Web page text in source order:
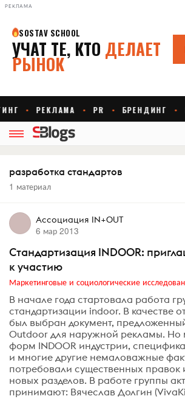
РЕКЛАМА
разработка стандартов
1 материал
Ассоциация IN+OUT
6 мар 2013
Стандартизация INDOOR:
к участию
Маркетинговые и социологические
В начале года стартовала работа
стандартизации indoor. В качестве
был выбран документ,
Outdoor для наружной рекламы. Но
форм INDOOR индустрии,
и многие другие немаловажные
потребовали существенных правок
новых разделов. В работе группы
принимают: Вячеслав Долгин